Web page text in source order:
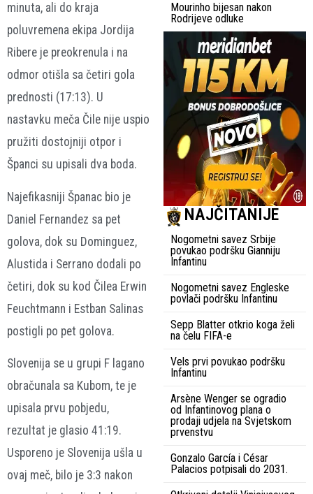
minuta, ali do kraja
poluvremena ekipa Jordija
Ribere je preokrenula i na
odmor otišla sa četiri gola
prednosti (17:13). U
nastavku meča Čile nije uspio
pružiti dostojniji otpor i
Španci su upisali dva boda.
Najefikasniji Španac bio je
Daniel Fernandez sa pet
golova, dok su Dominguez,
Alustida i Serrano dodali po
četiri, dok su kod Čilea Erwin
Feuchtmann i Estban Salinas
postigli po pet golova.
Slovenija se u grupi F lagano
obračunala sa Kubom, te je
upisala prvu pobjedu,
rezultat je glasio 41:19.
Usporeno je Slovenija ušla u
ovaj meč, bilo je 3:3 nakon
Mourinho bijesan nakon
Rodrijeve odluke
NAJČITANIJE
Nogometni savez Srbije
povukao podršku Gianniju
Infantinu
Nogometni savez Engleske
povlači podršku Infantinu
Sepp Blatter otkrio koga želi
na čelu FIFA-e
Vels prvi povukao podršku
Infantinu
Arsène Wenger se ogradio
od Infantinovog plana o
prodaji udjela na Svjetskom
prvenstvu
Gonzalo García i César
Palacios potpisali do 2031.